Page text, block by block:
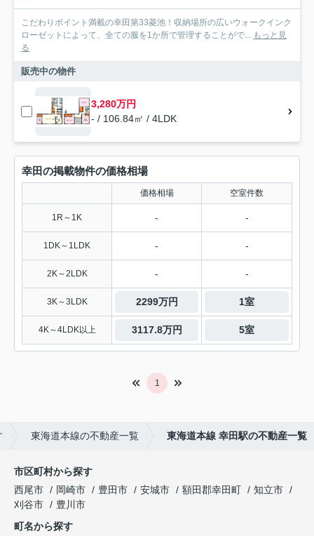
こだわりポイント満載の幸田第33菱池！収納場所の広いウォークインク
ローゼットによって、全ての服を1か所で管理することがで... もっと見
る
販売中の物件
3,280万円
- / 106.84㎡ / 4LDK
幸田の掲載物件の価格相場
価格相場 空室件数
1R～1K - -
1DK～1LDK - -
2K～2LDK - -
3K～3LDK 2299万円 1室
4K～4LDK以上 3117.8万円 5室
1
東海道本線の不動産一覧 東海道本線 幸田駅の不動産一覧
市区町村から探す
西尾市
岡崎市 豊田市 安城市 額田郡幸田町
知立市
刈谷市
豊川市
町名から探す